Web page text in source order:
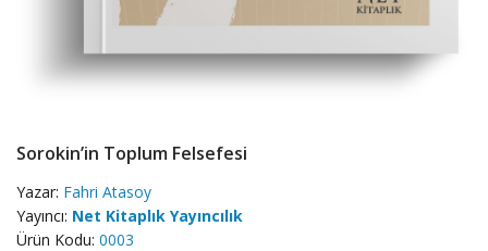
Sorokin’in Toplum Felsefesi
Yazar: Fahri Atasoy
Yayıncı: Net Kitaplık Yayıncılık
Ürün Kodu: 0003